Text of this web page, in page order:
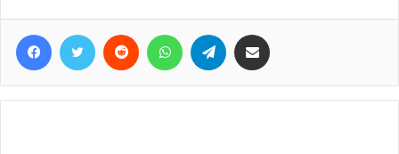
Telegram